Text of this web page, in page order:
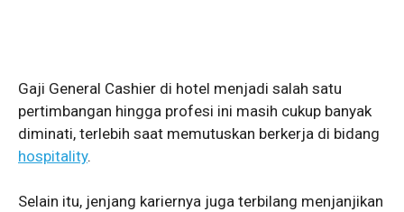
Gaji General Cashier di hotel menjadi salah satu
pertimbangan hingga profesi ini masih cukup banyak
diminati, terlebih saat memutuskan berkerja di bidang
hospitality.
Selain itu, jenjang kariernya juga terbilang menjanjikan